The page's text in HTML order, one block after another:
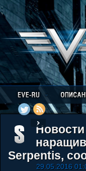
Новости
Serpentis,
29.05.2016